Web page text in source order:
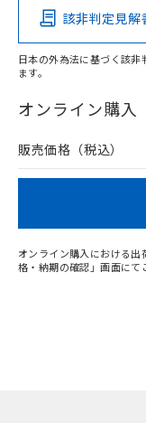
O
在庫等で未対応品
問い合わせください
該非判定見
日本の外為法に基づく該非
ます。
オンライン購入
販売価格（税込）
オンライン購入における
格・納期の確認」画面にて